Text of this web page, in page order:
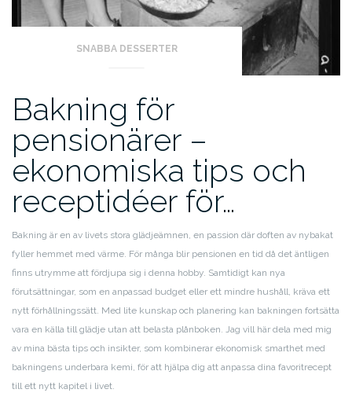
SNABBA DESSERTER
Bakning för
pensionärer –
ekonomiska tips och
receptidéer för…
Bakning är en av livets stora glädjeämnen, en passion där doften av nybakat
fyller hemmet med värme. För många blir pensionen en tid då det äntligen
finns utrymme att fördjupa sig i denna hobby. Samtidigt kan nya
förutsättningar, som en anpassad budget eller ett mindre hushåll, kräva ett
nytt förhållningssätt. Med lite kunskap och planering kan bakningen fortsätta
vara en källa till glädje utan att belasta plånboken. Jag vill här dela med mig
av mina bästa tips och insikter, som kombinerar ekonomisk smarthet med
bakningens underbara kemi, för att hjälpa dig att anpassa dina favoritrecept
till ett nytt kapitel i livet.